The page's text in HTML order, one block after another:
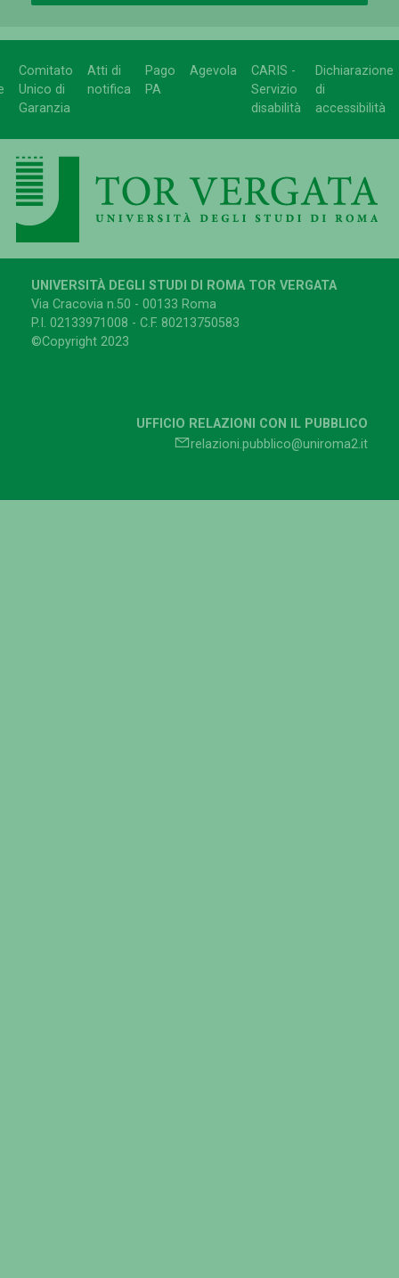
Comitato
Unico di
Garanzia
Atti di
notifica
Pago
PA
Agevola
CARIS -
Servizio
disabilità
Dichiarazione
di
accessibilità
UNIVERSITÀ DEGLI STUDI DI ROMA TOR VERGATA
Via Cracovia n.50 - 00133 Roma
P.I. 02133971008 - C.F. 80213750583
©Copyright 2023
UFFICIO RELAZIONI CON IL PUBBLICO
relazioni.pubblico@uniroma2.it